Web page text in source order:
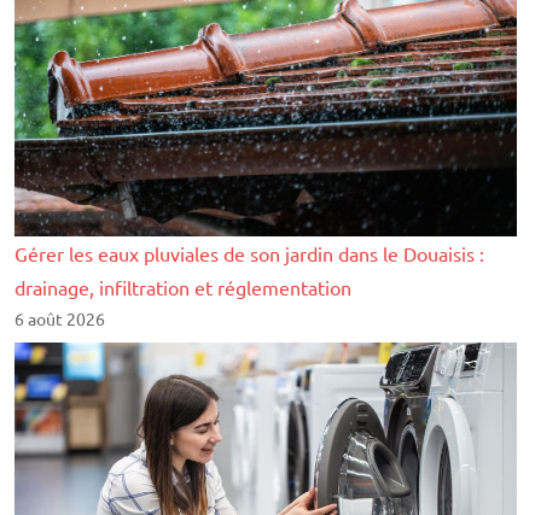
Gérer les eaux pluviales de son jardin dans le Douaisis :
drainage, infiltration et réglementation
6 août 2026